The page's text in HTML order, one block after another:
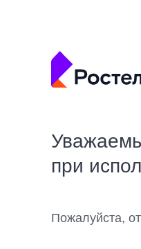
при
Пожалуйста,